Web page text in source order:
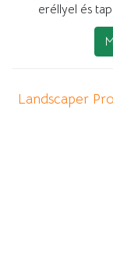
eréllyel és
Landscaper